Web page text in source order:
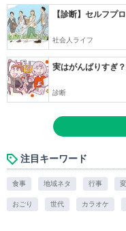
【診断】セルフプ
社会人ライフ
実はがんばりすぎ
診断
注目キーワード
食事 地域ネタ 行事
おごり 世代 カラオケ